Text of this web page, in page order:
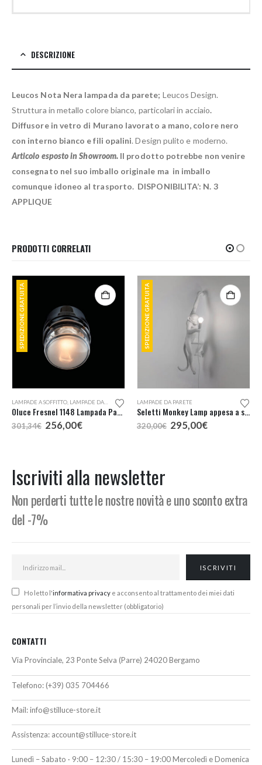
DESCRIZIONE
Leucos Nota Nera lampada da parete; Leucos Design.
Struttura in metallo colore bianco, particolari in acciaio.
Diffusore in vetro di Murano lavorato a mano, colore nero
con interno bianco e fili opalini. Design pulito e moderno.
Articolo esposto in Showroom. Il prodotto potrebbe non venire
consegnato nel suo imballo originale ma in imballo
comunque idoneo al trasporto. DISPONIBILITA’: N. 3
APPLIQUE
PRODOTTI CORRELATI
SPEDIZIONE GRATUITA
LAMPADE A SOFFITTO LAMPADE DA PARETE
Oluce Fresnel 1148 Lampada Parete o Soffitto
301,34€ Il
prezzo
256,00€Il
SPEDIZIONE GRATUITA
LAMPADE DA PARETE
Seletti Monkey Lamp appesa a sinistra
320,00€ Il
prezzo
295,00€Il
Iscriviti alla newsletter
Non perderti tutte le nostre novità e uno sconto extra
del -7%
Ho letto l'informativa privacy e acconsento al trattamento dei miei dati
personali per l’invio della newsletter (obbligatorio)
CONTATTI
Via Provinciale, 23 Ponte Selva (Parre) 24020 Bergamo
Telefono: (+39) 035 704466
Mail:info@stilluce-store.it
Assistenza: account@stilluce-store.it
Lunedì – Sabato · 9:00 – 12:30 / 15:30 – 19:00 Mercoledì e Domenica